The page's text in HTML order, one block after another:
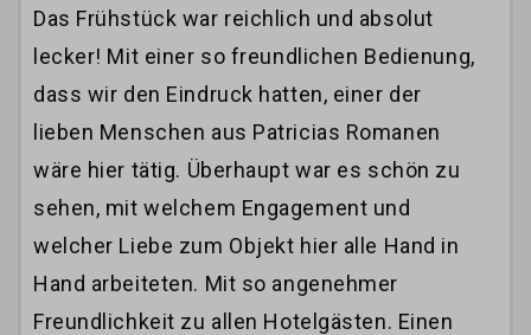
Das Frühstück war reichlich und absolut
lecker! Mit einer so freundlichen Bedienung,
dass wir den Eindruck hatten, einer der
lieben Menschen aus Patricias Romanen
wäre hier tätig. Überhaupt war es schön zu
sehen, mit welchem Engagement und
welcher Liebe zum Objekt hier alle Hand in
Hand arbeiteten. Mit so angenehmer
Freundlichkeit zu allen Hotelgästen. Einen